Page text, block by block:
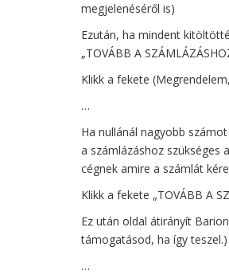
megjelenéséről is)
Ezután, ha mindent
„TOVÁBB A
Klikk a fekete
…
Ha nullánál nagyobb
a számlázáshoz szükséges
cégnek amire a számlát
Klikk a fekete „TOVÁBB A
Ez után oldal átirányít
támogatásod, ha így teszel.)
…